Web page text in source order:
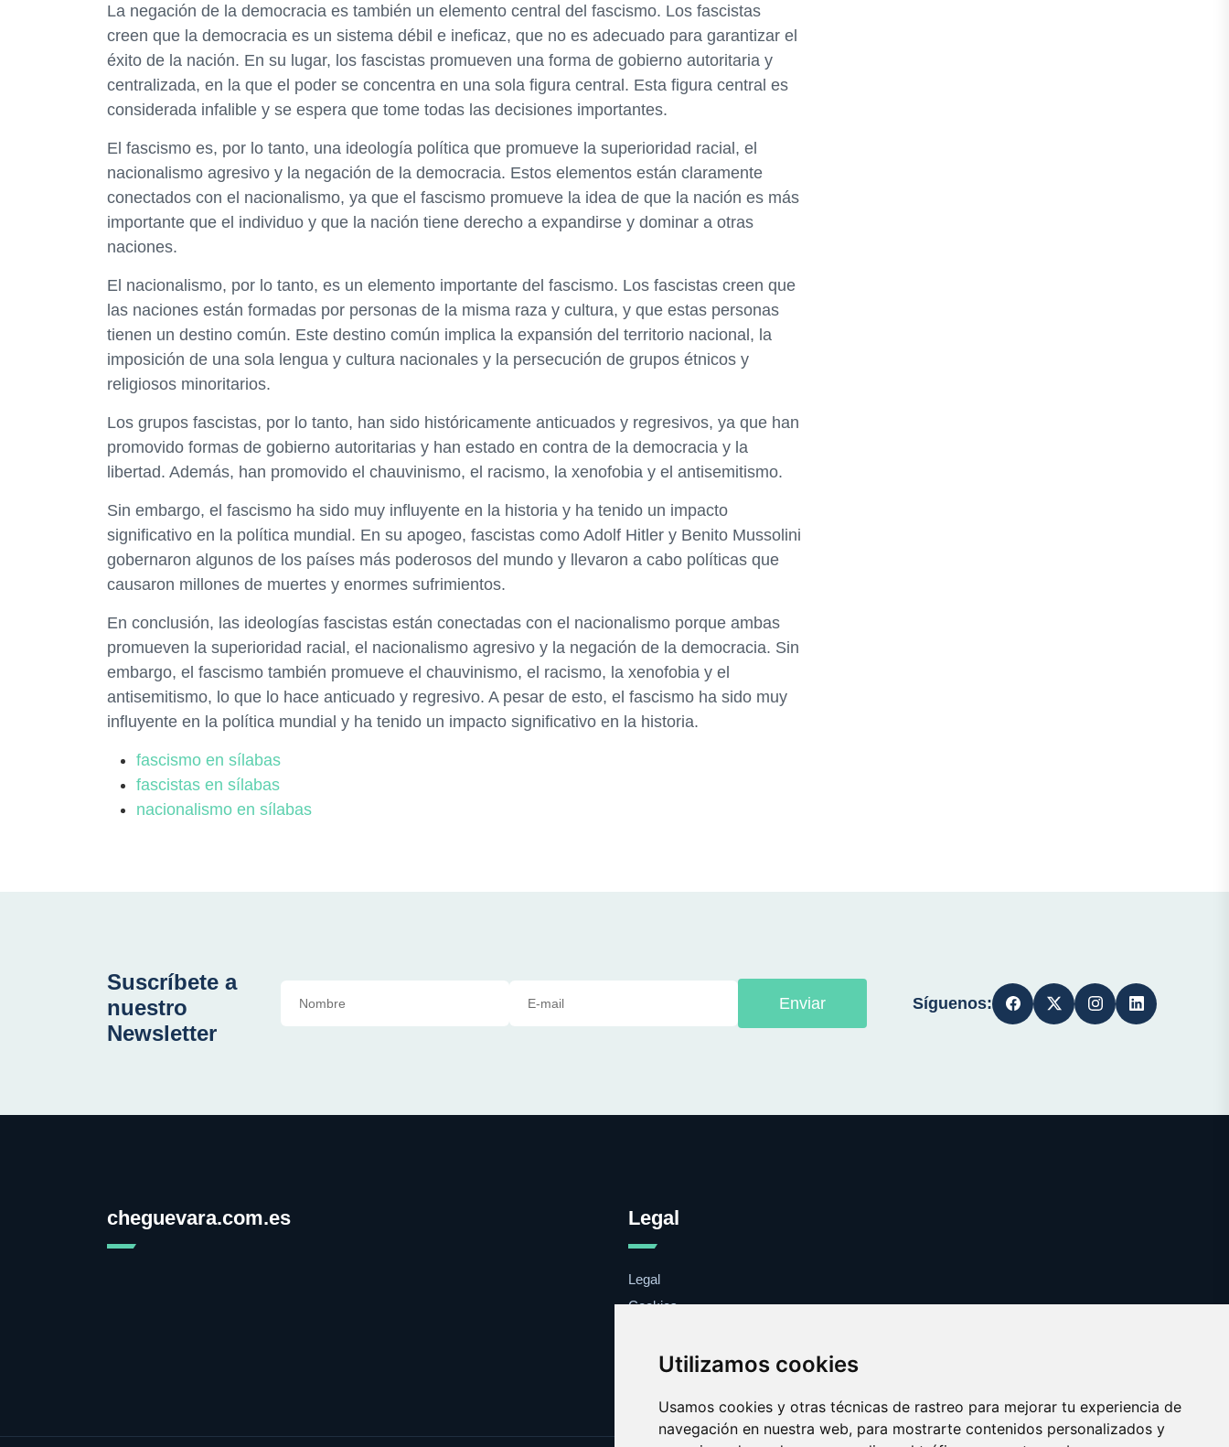
Utilizamos cookies
Usamos cookies y otras técnicas de rastreo para mejorar tu experiencia de
navegación en nuestra web, para mostrarte contenidos personalizados y
La negación de la democracia es también un elemento central del fascismo. Los fascistas
creen que la democracia es un sistema débil e ineficaz, que no es adecuado para garantizar el
éxito de la nación. En su lugar, los fascistas promueven una forma de gobierno autoritaria y
centralizada, en la que el poder se concentra en una sola figura central. Esta figura central es
considerada infalible y se espera que tome todas las decisiones importantes.
El fascismo es, por lo tanto, una ideología política que promueve la superioridad racial, el
nacionalismo agresivo y la negación de la democracia. Estos elementos están claramente
conectados con el nacionalismo, ya que el fascismo promueve la idea de que la nación es más
importante que el individuo y que la nación tiene derecho a expandirse y dominar a otras
naciones.
El nacionalismo, por lo tanto, es un elemento importante del fascismo. Los fascistas creen que
las naciones están formadas por personas de la misma raza y cultura, y que estas personas
tienen un destino común. Este destino común implica la expansión del territorio nacional, la
imposición de una sola lengua y cultura nacionales y la persecución de grupos étnicos y
religiosos minoritarios.
Los grupos fascistas, por lo tanto, han sido históricamente anticuados y regresivos, ya que han
promovido formas de gobierno autoritarias y han estado en contra de la democracia y la
libertad. Además, han promovido el chauvinismo, el racismo, la xenofobia y el antisemitismo.
Sin embargo, el fascismo ha sido muy influyente en la historia y ha tenido un impacto
significativo en la política mundial. En su apogeo, fascistas como Adolf Hitler y Benito Mussolini
gobernaron algunos de los países más poderosos del mundo y llevaron a cabo políticas que
causaron millones de muertes y enormes sufrimientos.
En conclusión, las ideologías fascistas están conectadas con el nacionalismo porque ambas
promueven la superioridad racial, el nacionalismo agresivo y la negación de la democracia. Sin
embargo, el fascismo también promueve el chauvinismo, el racismo, la xenofobia y el
antisemitismo, lo que lo hace anticuado y regresivo. A pesar de esto, el fascismo ha sido muy
influyente en la política mundial y ha tenido un impacto significativo en la historia.
fascismo en sílabas
fascistas en sílabas
nacionalismo en sílabas
Suscríbete a
nuestro
Newsletter
Enviar Síguenos:
cheguevara.com.es Legal
Legal
Cookies